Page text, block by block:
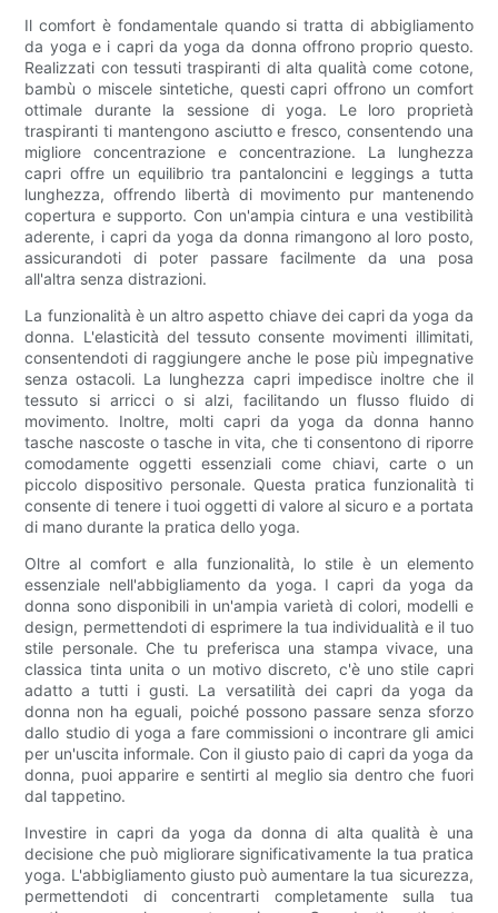
Il comfort è fondamentale quando si tratta di abbigliamento
da yoga e i capri da yoga da donna offrono proprio questo.
Realizzati con tessuti traspiranti di alta qualità come cotone,
bambù o miscele sintetiche, questi capri offrono un comfort
ottimale durante la sessione di yoga. Le loro proprietà
traspiranti ti mantengono asciutto e fresco, consentendo una
migliore concentrazione e concentrazione. La lunghezza
capri offre un equilibrio tra pantaloncini e leggings a tutta
lunghezza, offrendo libertà di movimento pur mantenendo
copertura e supporto. Con un'ampia cintura e una vestibilità
aderente, i capri da yoga da donna rimangono al loro posto,
assicurandoti di poter passare facilmente da una posa
all'altra senza distrazioni.
La funzionalità è un altro aspetto chiave dei capri da yoga da
donna. L'elasticità del tessuto consente movimenti illimitati,
consentendoti di raggiungere anche le pose più impegnative
senza ostacoli. La lunghezza capri impedisce inoltre che il
tessuto si arricci o si alzi, facilitando un flusso fluido di
movimento. Inoltre, molti capri da yoga da donna hanno
tasche nascoste o tasche in vita, che ti consentono di riporre
comodamente oggetti essenziali come chiavi, carte o un
piccolo dispositivo personale. Questa pratica funzionalità ti
consente di tenere i tuoi oggetti di valore al sicuro e a portata
di mano durante la pratica dello yoga.
Oltre al comfort e alla funzionalità, lo stile è un elemento
essenziale nell'abbigliamento da yoga. I capri da yoga da
donna sono disponibili in un'ampia varietà di colori, modelli e
design, permettendoti di esprimere la tua individualità e il tuo
stile personale. Che tu preferisca una stampa vivace, una
classica tinta unita o un motivo discreto, c'è uno stile capri
adatto a tutti i gusti. La versatilità dei capri da yoga da
donna non ha eguali, poiché possono passare senza sforzo
dallo studio di yoga a fare commissioni o incontrare gli amici
per un'uscita informale. Con il giusto paio di capri da yoga da
donna, puoi apparire e sentirti al meglio sia dentro che fuori
dal tappetino.
Investire in capri da yoga da donna di alta qualità è una
decisione che può migliorare significativamente la tua pratica
yoga. L'abbigliamento giusto può aumentare la tua sicurezza,
permettendoti di concentrarti completamente sulla tua